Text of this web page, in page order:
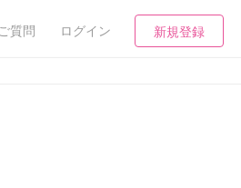
質問 ログイン 新規登録